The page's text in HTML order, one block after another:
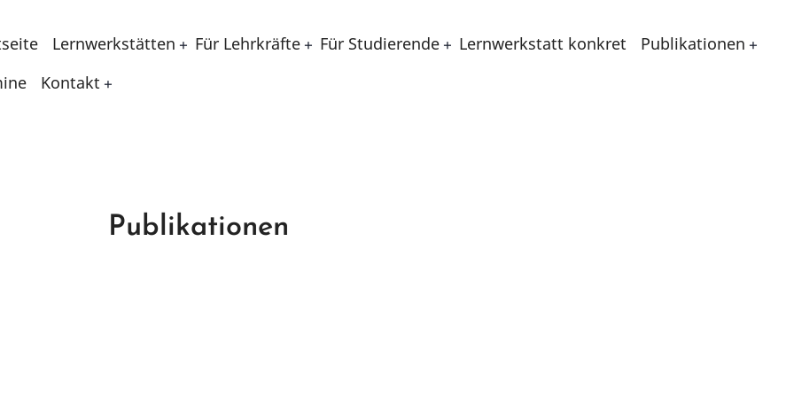
Lernwerkstätten Für Lehrkräfte Für Studierende Lernwerkstatt konkret
Publikationen
Kontakt
Publikationen